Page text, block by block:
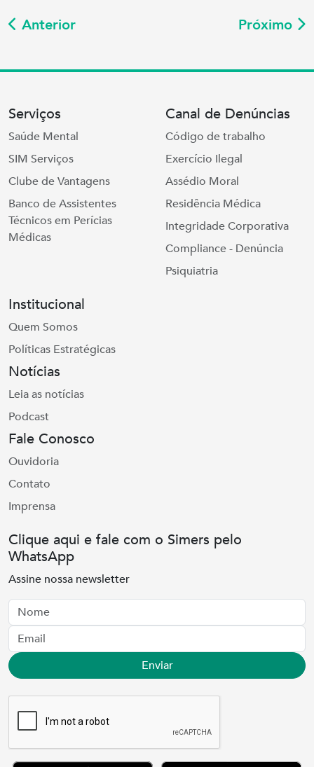
Anterior Próximo
Serviços
Saúde Mental
SIM Serviços
Clube de Vantagens
Banco de Assistentes
Técnicos em Perícias
Médicas
Canal de Denúncias
Código de trabalho
Exercício Ilegal
Assédio Moral
Residência Médica
Integridade Corporativa
Compliance - Denúncia
Psiquiatria
Institucional
Quem Somos
Políticas Estratégicas
Notícias
Leia as notícias
Podcast
Fale Conosco
Ouvidoria
Contato
Imprensa
Clique aqui e fale com o Simers pelo
WhatsApp
Assine nossa newsletter
Nome
Email
Enviar